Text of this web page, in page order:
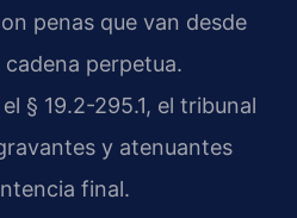
penas que van desde
perpetua.
§ 19.2-295.1, el tribunal
y atenuantes
final.